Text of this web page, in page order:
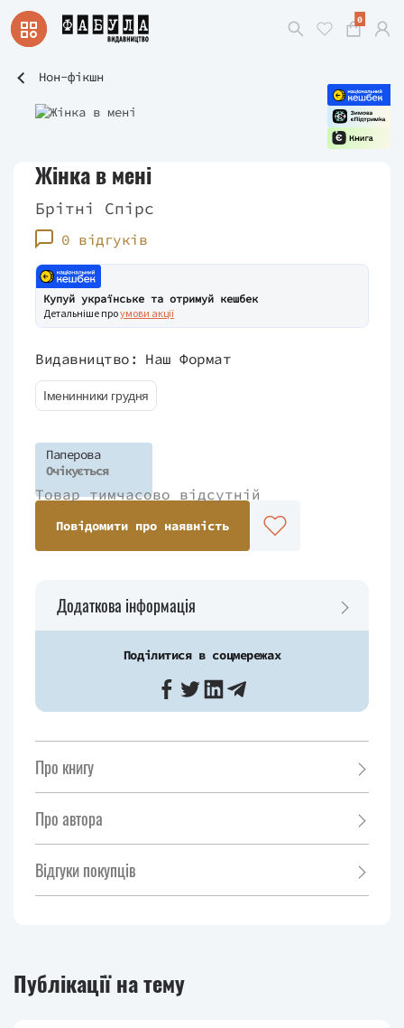
0
Нон-фікшн
Жінка в мені
Брітні Спірс
0 відгуків
Купуй українське та отримуй кешбек
Детальніше проумови акції
Видавництво: Наш Формат
Іменинники грудня
Паперова
Очікується
Товар тимчасово відсутній
Повідомити про наявність
Додаткова інформація
Поділитися в соцмережах
Про книгу
Про автора
Відгуки покупців
Публікації на тему